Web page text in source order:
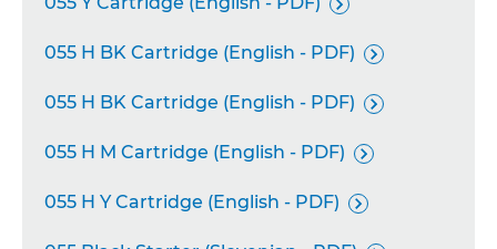

055 H BK Cartridge (English - PDF) 
055 H BK Cartridge (English - PDF) 
055 H M Cartridge (English - PDF) 
055 H Y Cartridge (English - PDF) 